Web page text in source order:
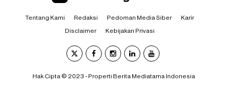
Tentang Kami Redaksi Pedoman Media Siber Karir
Disclaimer Kebijakan Privasi
Hak Cipta © 2023 - Properti Berita Mediatama Indonesia